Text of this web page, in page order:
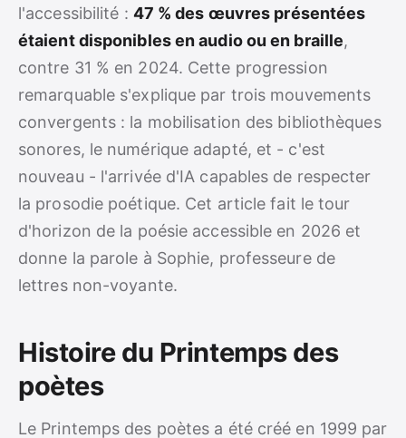
l'accessibilité : 47 % des œuvres présentées
étaient disponibles en audio ou en braille,
contre 31 % en 2024. Cette progression
remarquable s'explique par trois mouvements
convergents : la mobilisation des bibliothèques
sonores, le numérique adapté, et - c'est
nouveau - l'arrivée d'IA capables de respecter
la prosodie poétique. Cet article fait le tour
d'horizon de la poésie accessible en 2026 et
donne la parole à Sophie, professeure de
lettres non-voyante.
Histoire du Printemps des
poètes
Le Printemps des poètes a été créé en 1999 par